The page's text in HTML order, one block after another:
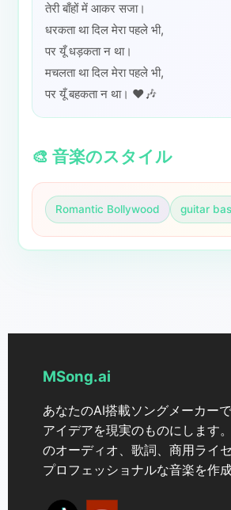
तेरी बाँहों में आकर सजा।
धरकता था दिल मेरा पहले भी,
पर यूँ धड़कता न था।
मचलता था दिल मेरा पहले भी,
पर यूँ बहकता न था। ❤️🎶
🎨 音楽のスタイル
Romantic Bollywood guitar
MSong.ai
あなたのAI搭載ソングメーカー
アイデアを現実のものにします
のオーディオ、歌詞、商用ライ
プロフェッショナルな音楽を作成